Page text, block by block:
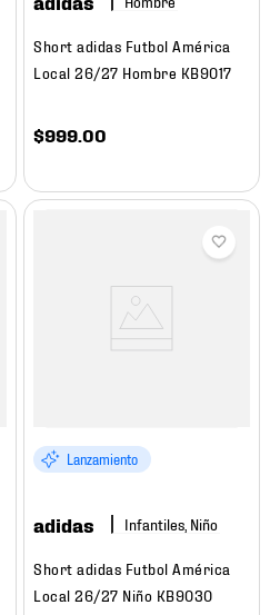
Short adidas Futbol América
Local 26/27 Hombre KB9017
$999 .00
Lanzamiento
adidas Infantiles, Niño
Short adidas Futbol América
Local 26/27 Niño KB9030